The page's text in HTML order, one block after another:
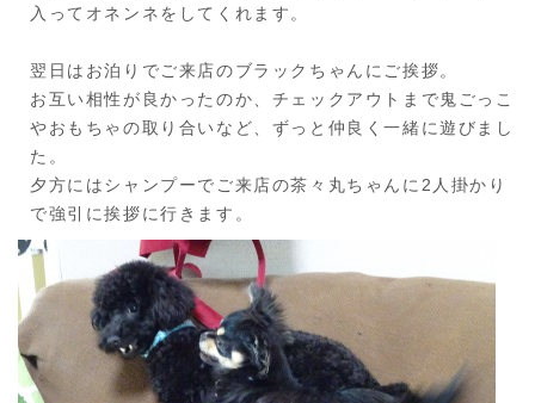
入ってオネンネをしてくれます。
翌日はお泊りでご来店のブラックちゃんにご挨拶。
お互い相性が良かったのか、チェックアウトまで鬼ごっこ
やおもちゃの取り合いなど、ずっと仲良く一緒に遊びまし
た。
夕方にはシャンプーでご来店の茶々丸ちゃんに2人掛かり
で強引に挨拶に行きます。